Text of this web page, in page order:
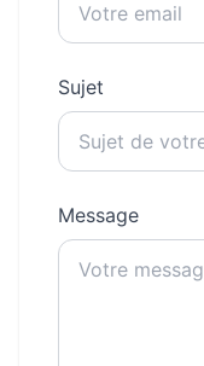
Sujet
Message